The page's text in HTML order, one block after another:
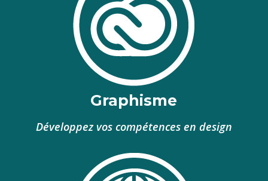
Graphisme
Développez vos compétences en design